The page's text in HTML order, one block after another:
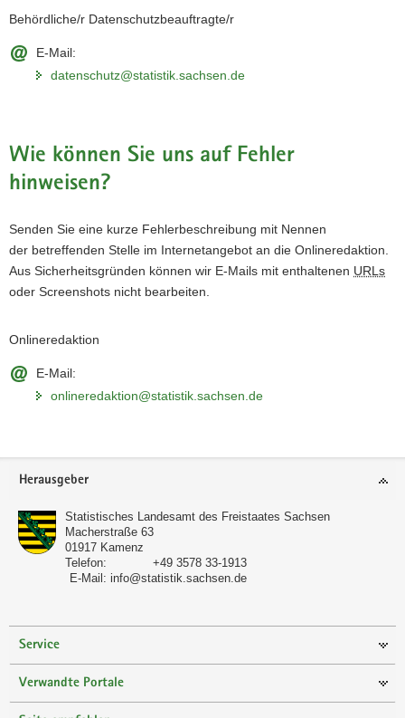
Behördliche/r Datenschutzbeauftragte/r
E-Mail:
datenschutz@statistik.sachsen.de
Wie können Sie uns auf Fehler
hinweisen?
Senden Sie eine kurze Fehlerbeschreibung mit Nennen
der betreffenden Stelle im Internetangebot an die Onlineredaktion.
Aus Sicherheitsgründen können wir E-Mails mit enthaltenen URLs
oder Screenshots nicht bearbeiten.
Onlineredaktion
E-Mail:
onlineredaktion@statistik.sachsen.de
Footer-
Herausgeber
Statistisches Landesamt des Freistaates Sachsen
Macherstraße 63
01917 Kamenz
Telefon:
+49 3578 33-1913
E-Mail: info@statistik.sachsen.de
Service
Verwandte Portale